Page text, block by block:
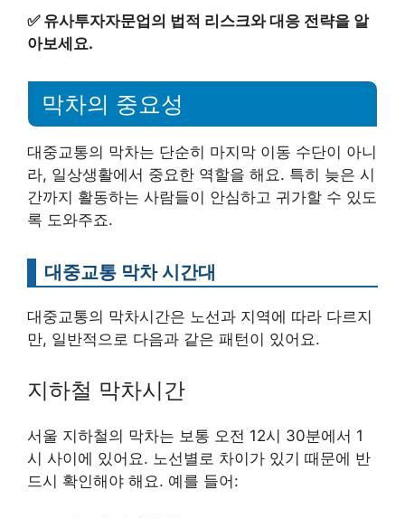
✅ 유사투자자문업의 법적 리스크와 대응 전략을 알
아보세요.
막차의 중요성
대중교통의 막차는 단순히 마지막 이동 수단이 아니
라, 일상생활에서 중요한 역할을 해요. 특히 늦은 시
간까지 활동하는 사람들이 안심하고 귀가할 수 있도
록 도와주죠.
대중교통 막차 시간대
대중교통의 막차시간은 노선과 지역에 따라 다르지
만, 일반적으로 다음과 같은 패턴이 있어요.
지하철 막차시간
서울 지하철의 막차는 보통 오전 12시 30분에서 1
시 사이에 있어요. 노선별로 차이가 있기 때문에 반
드시 확인해야 해요. 예를 들어: